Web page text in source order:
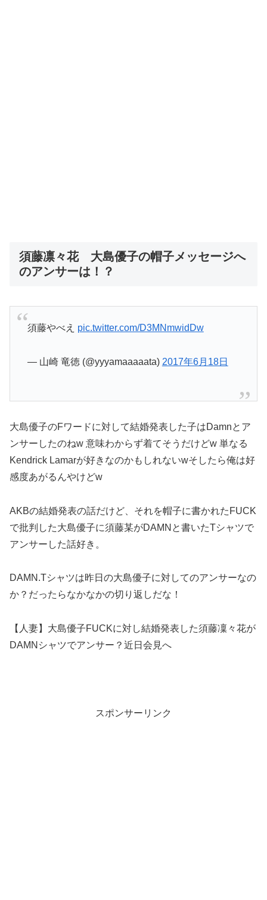
須藤凛々花 大島優子の帽子メッセージへ
のアンサーは！？
須藤やべえ pic.twitter.com/D3MNmwidDw
— 山崎 竜徳 (@yyyamaaaaata) 2017年6月18日
大島優子のFワードに対して結婚発表した子はDamnとア
ンサーしたのねw 意味わからず着てそうだけどw 単なる
Kendrick Lamarが好きなのかもしれないwそしたら俺は好
感度あがるんやけどw
AKBの結婚発表の話だけど、それを帽子に書かれたFUCK
で批判した大島優子に須藤某がDAMNと書いたTシャツで
アンサーした話好き。
DAMN.Tシャツは昨日の大島優子に対してのアンサーなの
か？だったらなかなかの切り返しだな！
【人妻】大島優子FUCKに対し結婚発表した須藤凜々花が
DAMNシャツでアンサー？近日会見へ
スポンサーリンク